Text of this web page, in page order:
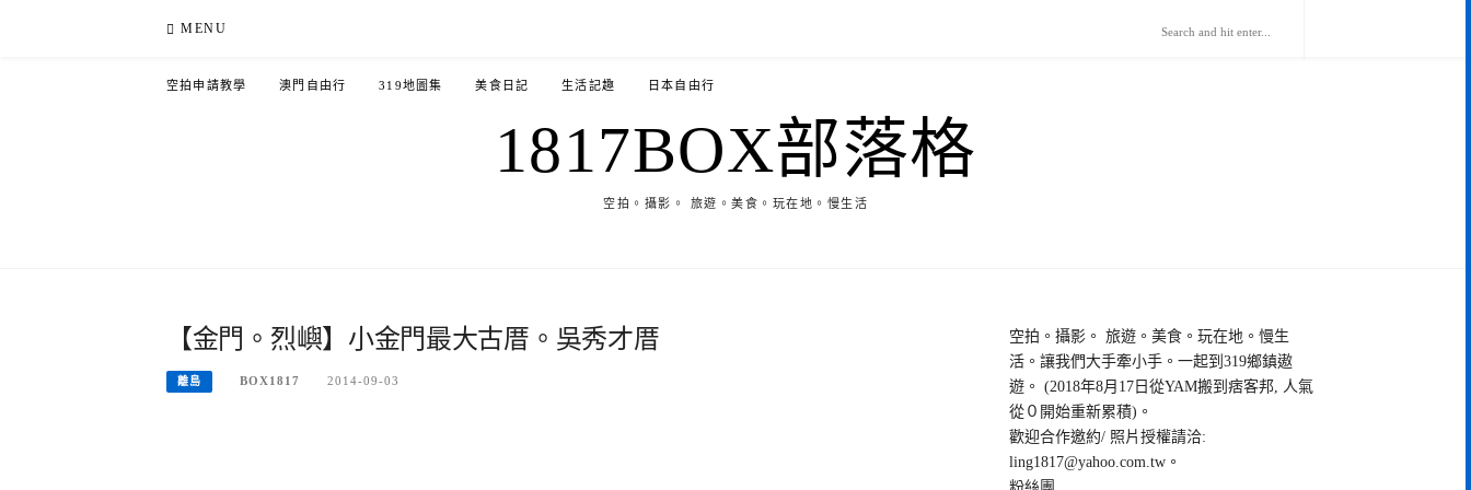
MENU
空拍申請教學 澳門自由行 319地圖集 美食日記 生活記趣 日本自由行
1817BOX部落格
空拍。攝影。 旅遊。美食。玩在地。慢生活
【金門。烈嶼】小金門最大古厝。吳秀才厝
離島 BOX1817 2014-09-03
空拍。攝影。 旅遊。美食。玩在地。慢生
活。讓我們大手牽小手。一起到319鄉鎮遨
遊。 (2018年8月17日從YAM搬到痞客邦, 人氣
從０開始重新累積)。
歡迎合作邀約/ 照片授權請洽:
ling1817@yahoo.com.tw 。